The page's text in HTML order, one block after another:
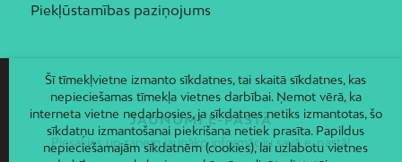
Piekļūstamības paziņojums
JAUNUMI E-PASTĀ
Piesakies un saņem jaunāko informāciju savā e-pastā!
Šī tīmekļvietne izmanto sīkdatnes, tai skaitā sīkdatnes, kas
nepieciešamas tīmekļa vietnes darbībai. Ņemot vērā, ka
interneta vietne nedarbosies, ja sīkdatnes netiks izmantotas, šo
sīkdatņu izmantošanai piekrišana netiek prasīta. Papildus
nepieciešamajām sīkdatnēm (cookies), lai uzlabotu vietnes